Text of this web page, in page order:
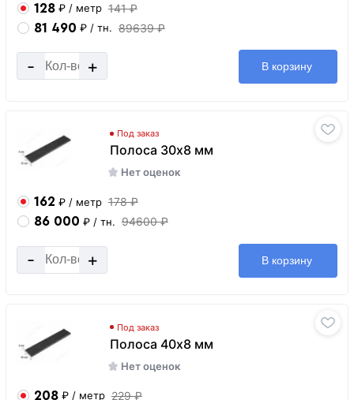
128 ₽ / метр 141 ₽
81 490 ₽ / тн. 89639 ₽
- + В корзину
Под заказ
Полоса 30х8 мм
Нет оценок
162 ₽ / метр 178 ₽
86 000 ₽ / тн. 94600 ₽
- + В корзину
Под заказ
Полоса 40х8 мм
Нет оценок
208 ₽ / метр 229 ₽